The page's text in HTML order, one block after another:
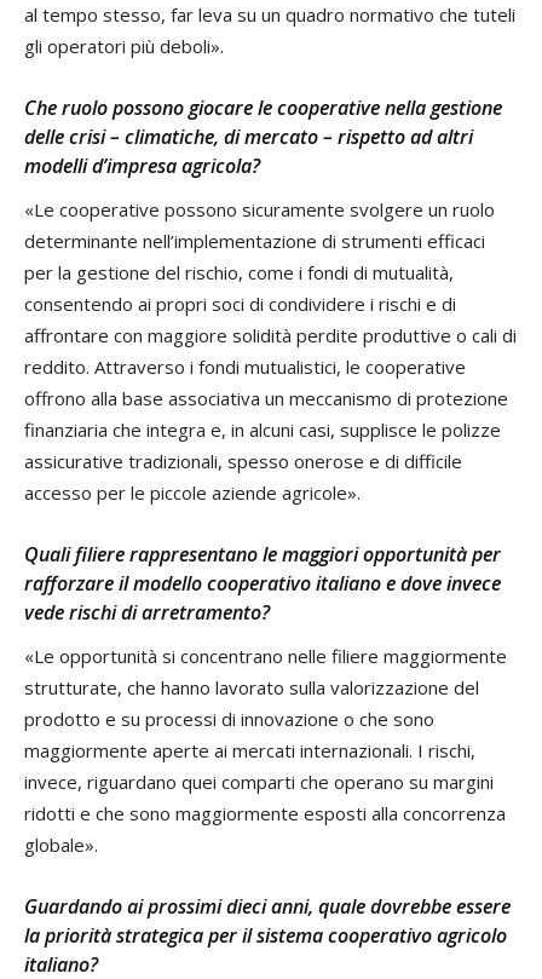
al tempo stesso, far leva su un quadro normativo che tuteli
gli operatori più deboli».
Che ruolo possono giocare le cooperative nella gestione
delle crisi – climatiche, di mercato – rispetto ad altri
modelli d’impresa agricola?
«Le cooperative possono sicuramente svolgere un ruolo
determinante nell’implementazione di strumenti efficaci
per la gestione del rischio, come i fondi di mutualità,
consentendo ai propri soci di condividere i rischi e di
affrontare con maggiore solidità perdite produttive o cali di
reddito. Attraverso i fondi mutualistici, le cooperative
offrono alla base associativa un meccanismo di protezione
finanziaria che integra e, in alcuni casi, supplisce le polizze
assicurative tradizionali, spesso onerose e di difficile
accesso per le piccole aziende agricole».
Quali filiere rappresentano le maggiori opportunità per
rafforzare il modello cooperativo italiano e dove invece
vede rischi di arretramento?
«Le opportunità si concentrano nelle filiere maggiormente
strutturate, che hanno lavorato sulla valorizzazione del
prodotto e su processi di innovazione o che sono
maggiormente aperte ai mercati internazionali. I rischi,
invece, riguardano quei comparti che operano su margini
ridotti e che sono maggiormente esposti alla concorrenza
globale».
Guardando ai prossimi dieci anni, quale dovrebbe essere
la priorità strategica per il sistema cooperativo agricolo
italiano?